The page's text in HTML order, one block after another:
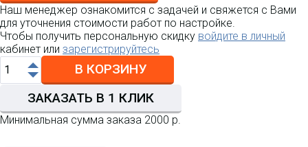
Наш менеджер ознакомится с задачей и свяжется с Вами
для уточнения стоимости работ по настройке.
Чтобы получить персональную скидку войдите в личный
кабинет или зарегистрируйтесь
В КОРЗИНУ
ЗАКАЗАТЬ В 1 КЛИК
Минимальная сумма заказа 2000 р.